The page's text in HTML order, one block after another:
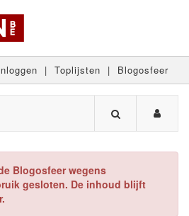
| Toplijsten | Blogosfeer
Blogosfeer wegens
gesloten. De inhoud blijft